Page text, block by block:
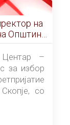
Центар –
за избор
со